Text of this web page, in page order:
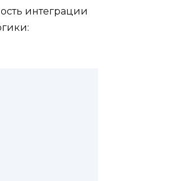
интеграции